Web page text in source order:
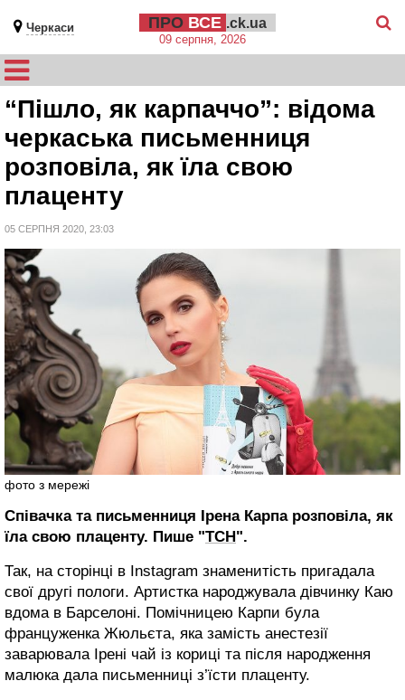
Черкаси ПРО ВСЕ .ck.ua
09 серпня, 2026
“Пішло, як карпаччо”: відома
черкаська письменниця
розповіла, як їла свою
плаценту
05 СЕРПНЯ 2020, 23:03
фото з мережі
Співачка та письменниця Ірена Карпа розповіла, як
їла свою плаценту. Пише "ТСН ".
Так, на сторінці в Instagram знаменитість пригадала
свої другі пологи. Артистка народжувала дівчинку Каю
вдома в Барселоні. Помічницею Карпи була
француженка Жюльєта, яка замість анестезії
заварювала Ірені чай із кориці та після народження
малюка дала письменниці з’їсти плаценту.